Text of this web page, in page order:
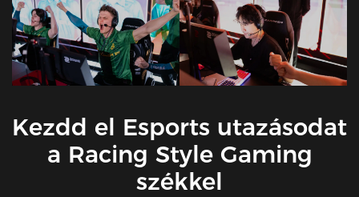
Kezdd el Esports utazásodat
a Racing Style Gaming
székkel